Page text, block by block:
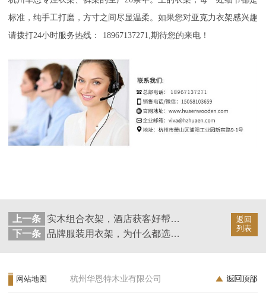
标准，纯手工打磨，方寸之间尽显温柔。如果您对亚克力衣架感兴趣
请拨打24小时服务热线： 18967137271, 期待您的来电！
返回
列表
上一条
实木组合衣架，酒店获客好帮手！--华恩衣架
下一条
品牌服装用衣架，为什么都选它？--华恩衣架
网站地图 杭州华恩特木业有限公司